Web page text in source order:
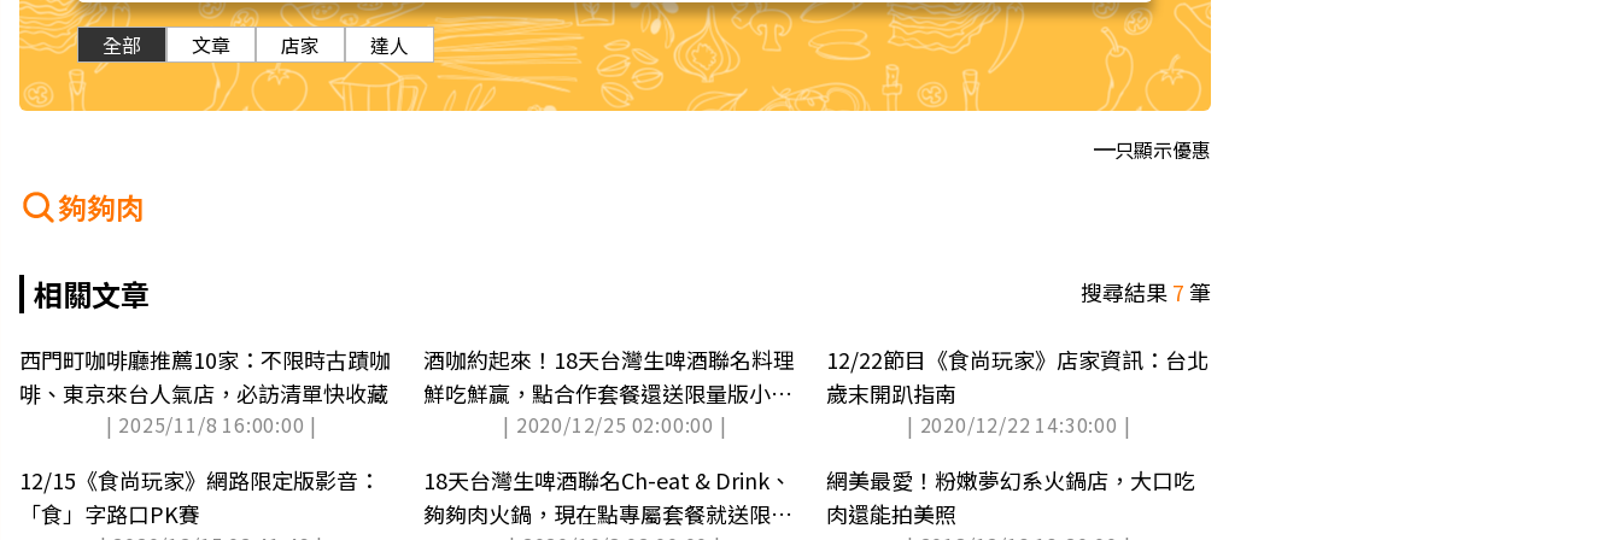
全部 文章 店家 達人
只顯示優惠
夠夠肉
相關文章 搜尋結果7筆
西門町咖啡廳推薦10家：不限時古蹟咖
啡、東京來台人氣店，必訪清單快收藏
| 2025/11/8 16:00:00 |
酒咖約起來！18天台灣生啤酒聯名料理
鮮吃鮮贏，點合作套餐還送限量版小酒
杯超Chill| 2020/12/25 02:00:00 |
12/22節目《食尚玩家》店家資訊：台北
歲末開趴指南
| 2020/12/22 14:30:00 |
12/15《食尚玩家》網路限定版影音：
「食」字路口PK賽
18天台灣生啤酒聯名Ch-eat & Drink、
夠夠肉火鍋，現在點專屬套餐就送限量
網美最愛！粉嫩夢幻系火鍋店，大口吃
肉還能拍美照